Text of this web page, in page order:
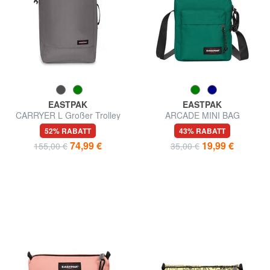
EASTPAK
CARRYER L Großer Trolley
52% RABATT
155,00 € 74,99 €
EASTPAK
ARCADE MINI BAG
Umhängetasche
43% RABATT
35,00 € 19,99 €